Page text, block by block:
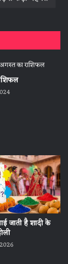
जाती है शादी के